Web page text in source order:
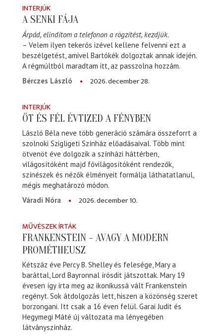
INTERJÚK
A SENKI FÁJA
Árpád, elindítom a telefonon a rögzítést, kezdjük.
– Velem ilyen tekerős izével kellene felvenni ezt a
beszélgetést, amivel Bartókék dolgoztak annak idején.
A régmúltból maradtam itt, az passzolna hozzám.
Bérczes László
2026. december 28.
INTERJÚK
ÖT ÉS FÉL ÉVTIZED A FÉNYBEN
László Béla neve több generáció számára összeforrt a
szolnoki Szigligeti Színház előadásaival. Több mint
ötvenöt éve dolgozik a színházi háttérben,
világosítóként majd fővilágosítóként rendezők,
színészek és nézők élményeit formálja láthatatlanul,
mégis meghatározó módon.
Váradi Nóra
2026. december 10.
MŰVÉSZEK ÍRTÁK
FRANKENSTEIN – AVAGY A MODERN
PROMÉTHEUSZ
Kétszáz éve Percy B. Shelley és felesége, Mary a
baráttal, Lord Bayronnal írósdit játszottak. Mary 19
évesen így írta meg az ikonikussá vált Frankenstein
regényt. Sok átdolgozás lett, hiszen a közönség szeret
borzongani. Itt csak a 16 éven felül. Garai Judit és
Hegymegi Máté új változata ma lényegében
látványszínház.